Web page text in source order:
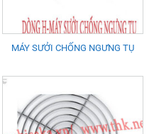
MÁY SƯỞI CHỐNG NGƯNG TỤ